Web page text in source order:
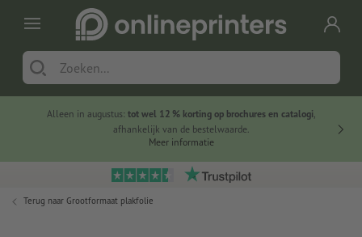
Alleen in augustus: tot wel 12 % korting op brochures en catalogi,
afhankelijk van de bestelwaarde.
Meer informatie
Terug naar Grootformaat plakfolie